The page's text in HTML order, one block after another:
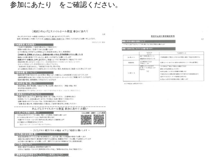
参加にあたり をご確認ください。